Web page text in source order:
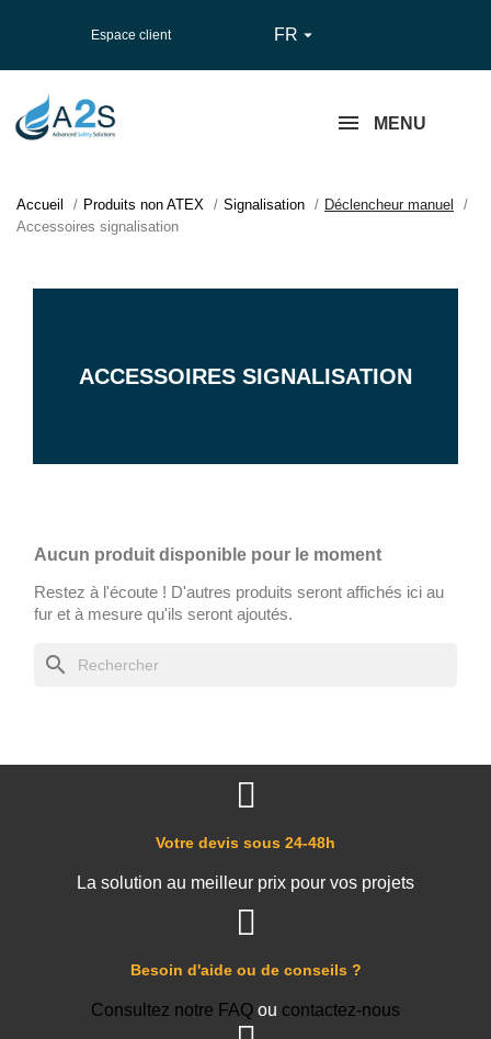
Espace client FR 
MENU
Accueil Produits non ATEX Signalisation
Déclencheur manuel
Accessoires signalisation
ACCESSOIRES SIGNALISATION
Aucun produit disponible pour le moment
Restez à l'écoute ! D'autres produits seront affichés ici au
fur et à mesure qu'ils seront ajoutés.
search
Besoin d'aide ou de conseils ?
Consultez notre FAQ ou contactez-nous
Votre devis sous 24-48h
La solution au meilleur prix pour vos projets